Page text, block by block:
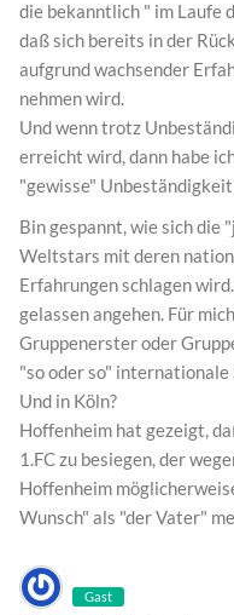
die bekanntlich " im Laufe
daß sich bereits in der
aufgrund wachsender
nehmen wird.
Und wenn trotz
erreicht wird, dann habe
"gewisse"
Bin gespannt, wie sich die
Weltstars mit deren
Erfahrungen schlagen
gelassen angehen. Für
Gruppenerster oder
"so oder so" internationale
Und in Köln?
Hoffenheim hat gezeigt,
1.FC zu besiegen, der
Hoffenheim
Wunsch" als "der Vater"
Gast